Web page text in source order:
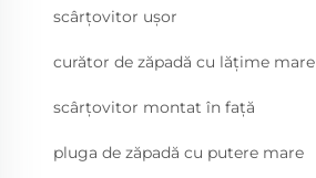
scârțovitor ușor
curător de zăpadă cu lățime mare
scârțovitor montat în față
pluga de zăpadă cu putere mare